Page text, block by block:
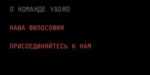
О КОМАНДЕ YADRO
НАША ФИЛОСОФИЯ
ПРИСОЕДИНЯЙТЕСЬ К НАМ